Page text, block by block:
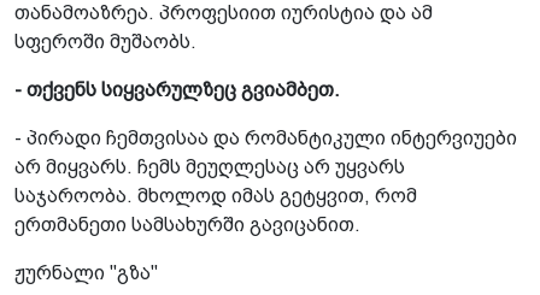
თანამოაზრეა. პროფესიით იურისტია და ამ
სფეროში მუშაობს.
- თქვენს სიყვარულზეც გვიამბეთ.
- პირადი ჩემთვისაა და რომანტიკული ინტერვიუები
არ მიყვარს. ჩემს მეუღლესაც არ უყვარს
საჯაროობა. მხოლოდ იმას გეტყვით, რომ
ერთმანეთი სამსახურში გავიცანით.
ჟურნალი "გზა"